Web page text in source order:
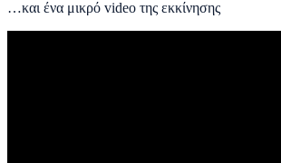
…και ένα μικρό video της εκκίνησης